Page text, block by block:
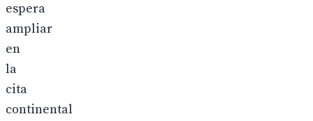
espera
ampliar
en
la
cita
continental